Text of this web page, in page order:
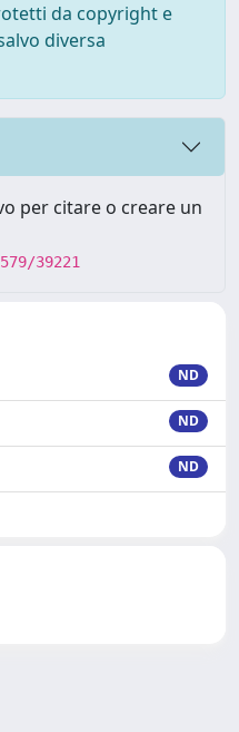
da copyright e
diversa
per citare o creare un
39221
ND
ND
ND